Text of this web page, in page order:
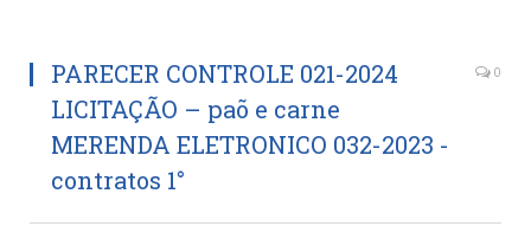
PARECER CONTROLE 021-2024
LICITAÇÃO – paõ e carne
MERENDA ELETRONICO 032-2023 -
contratos 1°
0